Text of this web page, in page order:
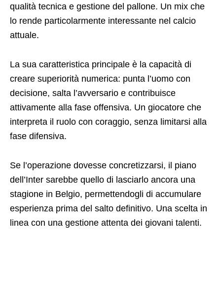
qualità tecnica e gestione del pallone. Un mix che
lo rende particolarmente interessante nel calcio
attuale.
La sua caratteristica principale è la capacità di
creare superiorità numerica: punta l’uomo con
decisione, salta l’avversario e contribuisce
attivamente alla fase offensiva. Un giocatore che
interpreta il ruolo con coraggio, senza limitarsi alla
fase difensiva.
Se l’operazione dovesse concretizzarsi, il piano
dell’Inter sarebbe quello di lasciarlo ancora una
stagione in Belgio, permettendogli di accumulare
esperienza prima del salto definitivo. Una scelta in
linea con una gestione attenta dei giovani talenti.